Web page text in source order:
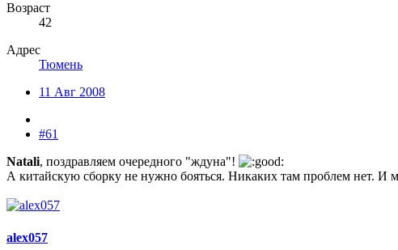
Возраст
42
Адрес
Тюмень
11 Авг 2008
#61
Natali, поздравляем очередного "ждуна"!
А китайскую сборку не нужно бояться. Никаких там проблем нет. И
alex057